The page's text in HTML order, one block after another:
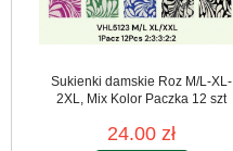
Sukienki damskie Roz M/L-XL-
2XL, Mix Kolor Paczka 12 szt
24.00 zł